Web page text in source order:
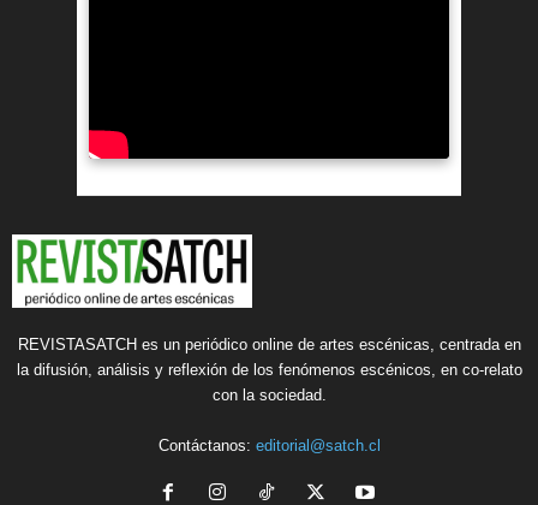
REVISTASATCH es un periódico online de artes escénicas, centrada en
la difusión, análisis y reflexión de los fenómenos escénicos, en co-relato
con la sociedad.
Contáctanos: editorial@satch.cl